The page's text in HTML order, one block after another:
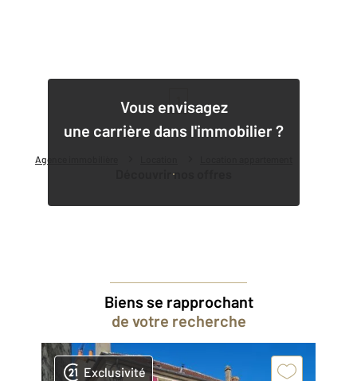
Agence immobilière
Vous envisagez
une carrière dans l'immobilier ?
Découvrir nos offres
Biens se rapprochant
de votre recherche
Exclusivité